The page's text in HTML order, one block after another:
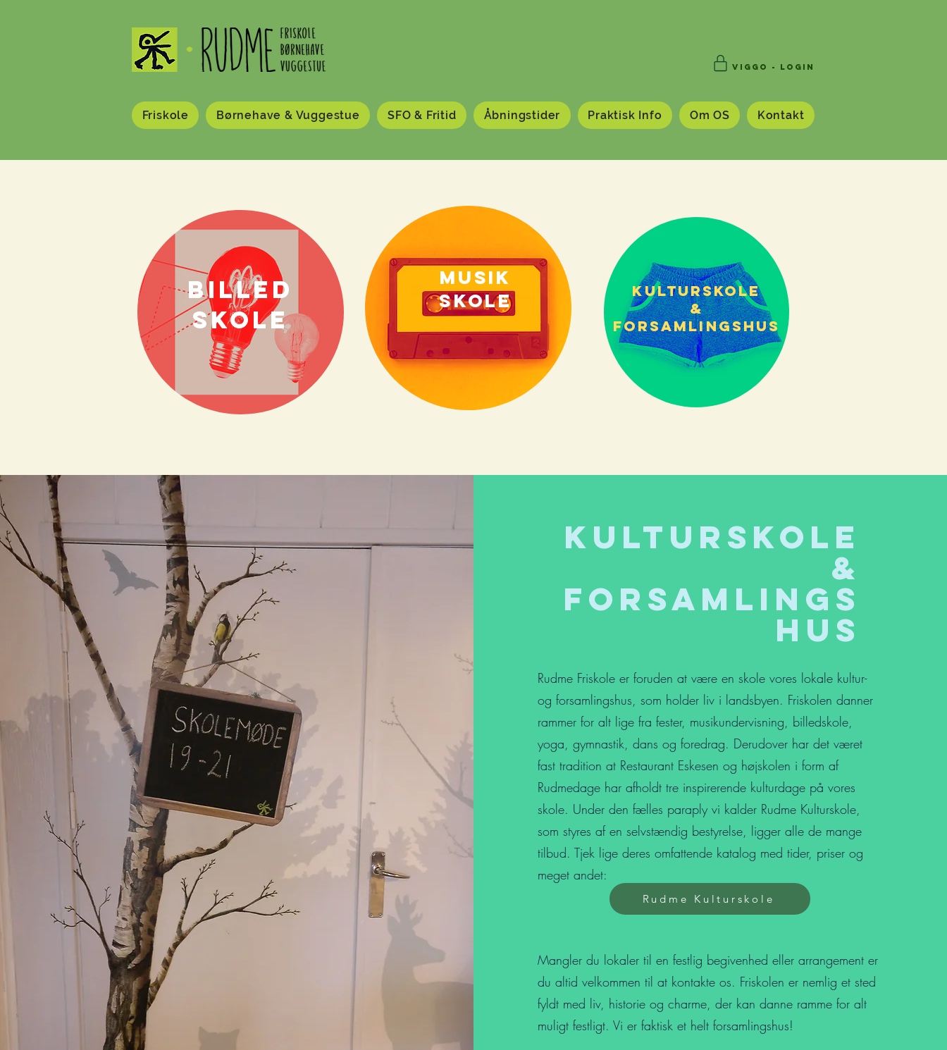
VIGGO - Login
Friskole Børnehave & Vuggestue SFO & Fritid Åbningstider Praktisk Info Om OS Kontakt
Billed
skole
Musik
skole
Kulturskole
&
forsamlingshus
Kulturskole
&
Forsamlings
hus
Rudme Friskole er foruden at være en skole vores lokale kultur-
og forsamlingshus, som holder liv i landsbyen. Friskolen danner
rammer for alt lige fra fester, musikundervisning, billedskole,
yoga, gymnastik, dans og foredrag. Derudover har det været
fast tradition at Restaurant Eskesen og højskolen i form af
Rudmedage har afholdt tre inspirerende kulturdage på vores
skole. Under den fælles paraply vi kalder Rudme Kulturskole,
som styres af en selvstændig bestyrelse, ligger alle de mange
tilbud. Tjek lige deres omfattende katalog med tider, priser og
meget andet:
Mangler du lokaler til en festlig begivenhed eller arrangement er
du altid velkommen til at kontakte os. Friskolen er nemlig et sted
fyldt med liv, historie og charme, der kan danne ramme for alt
muligt festligt. Vi er faktisk et helt forsamlingshus!
Rudme Kulturskole